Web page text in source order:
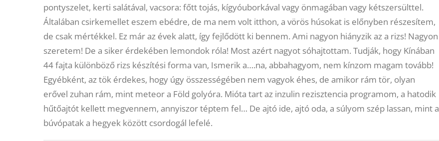
pontyszelet, kerti salátával, vacsora: főtt tojás, kígyóuborkával vagy önmagában vagy kétszersülttel.
Általában csirkemellet eszem ebédre, de ma nem volt itthon, a vörös húsokat is előnyben részesítem,
de csak mértékkel. Ez már az évek alatt, így fejlődött ki bennem. Ami nagyon hiányzik az a rizs! Nagyon
szeretem! De a siker érdekében lemondok róla! Most azért nagyot sóhajtottam. Tudják, hogy Kínában
44 fajta különböző rizs készítési forma van, Ismerik a….na, abbahagyom, nem kínzom magam tovább!
Egyébként, az tök érdekes, hogy úgy összességében nem vagyok éhes, de amikor rám tör, olyan
erővel zuhan rám, mint meteor a Föld golyóra. Mióta tart az inzulin rezisztencia programom, a hatodik
hűtőajtót kellett megvennem, annyiszor téptem fel… De ajtó ide, ajtó oda, a súlyom szép lassan, mint a
búvópatak a hegyek között csordogál lefelé.